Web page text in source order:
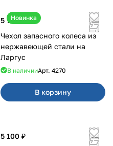
Новинка
5 700 ₽
Чехол запасного колеса из
нержавеющей стали на
Ларгус
В наличииАрт. 4270
В корзину
5 100 ₽